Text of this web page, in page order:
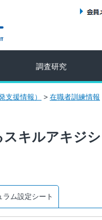
調査研究
支援情報） > 在職者訓練情報
スキルアキジ
ラム設定シート